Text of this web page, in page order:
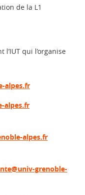
de la L1
qui l’organise
alpes.fr
alpes.fr
alpes.fr
grenoble-